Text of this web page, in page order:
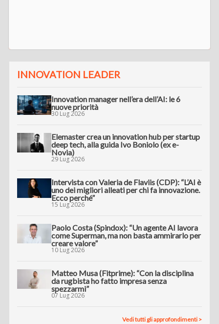
INNOVATION LEADER
Innovation manager nell’era dell’AI: le 6
nuove priorità
30 Lug 2026
Elemaster crea un innovation hub per startup
deep tech, alla guida Ivo Boniolo (ex e-
Novia)
29 Lug 2026
Intervista con Valeria de Flaviis (CDP): “L’AI è
uno dei migliori alleati per chi fa innovazione.
Ecco perché”
15 Lug 2026
Paolo Costa (Spindox): “Un agente AI lavora
come Superman, ma non basta ammirarlo per
creare valore”
10 Lug 2026
Matteo Musa (Fitprime): “Con la disciplina
da rugbista ho fatto impresa senza
spezzarmi”
07 Lug 2026
Vedi tutti gli approfondimenti >